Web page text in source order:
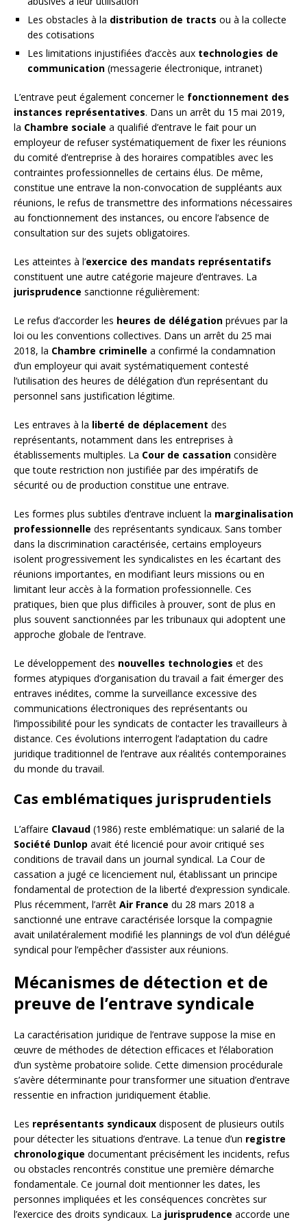
Les obstacles à la distribution de tracts ou à la collecte
des cotisations
Les limitations injustifiées d’accès aux technologies de
communication (messagerie électronique, intranet)
L’entrave peut également concerner le fonctionnement des
instances représentatives. Dans un arrêt du 15 mai 2019,
la Chambre sociale a qualifié d’entrave le fait pour un
employeur de refuser systématiquement de fixer les réunions
du comité d’entreprise à des horaires compatibles avec les
contraintes professionnelles de certains élus. De même,
constitue une entrave la non-convocation de suppléants aux
réunions, le refus de transmettre des informations nécessaires
au fonctionnement des instances, ou encore l’absence de
consultation sur des sujets obligatoires.
Les atteintes à l’exercice des mandats représentatifs
constituent une autre catégorie majeure d’entraves. La
jurisprudence sanctionne régulièrement:
Le refus d’accorder les heures de délégation prévues par la
loi ou les conventions collectives. Dans un arrêt du 25 mai
2018, la Chambre criminelle a confirmé la condamnation
d’un employeur qui avait systématiquement contesté
l’utilisation des heures de délégation d’un représentant du
personnel sans justification légitime.
Les entraves à la liberté de déplacement des
représentants, notamment dans les entreprises à
établissements multiples. La Cour de cassation considère
que toute restriction non justifiée par des impératifs de
sécurité ou de production constitue une entrave.
Les formes plus subtiles d’entrave incluent la marginalisation
professionnelle des représentants syndicaux. Sans tomber
dans la discrimination caractérisée, certains employeurs
isolent progressivement les syndicalistes en les écartant des
réunions importantes, en modifiant leurs missions ou en
limitant leur accès à la formation professionnelle. Ces
pratiques, bien que plus difficiles à prouver, sont de plus en
plus souvent sanctionnées par les tribunaux qui adoptent une
approche globale de l’entrave.
Le développement des nouvelles technologies et des
formes atypiques d’organisation du travail a fait émerger des
entraves inédites, comme la surveillance excessive des
communications électroniques des représentants ou
l’impossibilité pour les syndicats de contacter les travailleurs à
distance. Ces évolutions interrogent l’adaptation du cadre
juridique traditionnel de l’entrave aux réalités contemporaines
du monde du travail.
Cas emblématiques jurisprudentiels
L’affaire Clavaud (1986) reste emblématique: un salarié de la
Société Dunlop avait été licencié pour avoir critiqué ses
conditions de travail dans un journal syndical. La Cour de
cassation a jugé ce licenciement nul, établissant un principe
fondamental de protection de la liberté d’expression syndicale.
Plus récemment, l’arrêt Air France du 28 mars 2018 a
sanctionné une entrave caractérisée lorsque la compagnie
avait unilatéralement modifié les plannings de vol d’un délégué
syndical pour l’empêcher d’assister aux réunions.
Mécanismes de détection et de
preuve de l’entrave syndicale
La caractérisation juridique de l’entrave suppose la mise en
œuvre de méthodes de détection efficaces et l’élaboration
d’un système probatoire solide. Cette dimension procédurale
s’avère déterminante pour transformer une situation d’entrave
ressentie en infraction juridiquement établie.
Les représentants syndicaux disposent de plusieurs outils
pour détecter les situations d’entrave. La tenue d’un registre
chronologique documentant précisément les incidents, refus
ou obstacles rencontrés constitue une première démarche
fondamentale. Ce journal doit mentionner les dates, les
personnes impliquées et les conséquences concrètes sur
l’exercice des droits syndicaux. La jurisprudence accorde une